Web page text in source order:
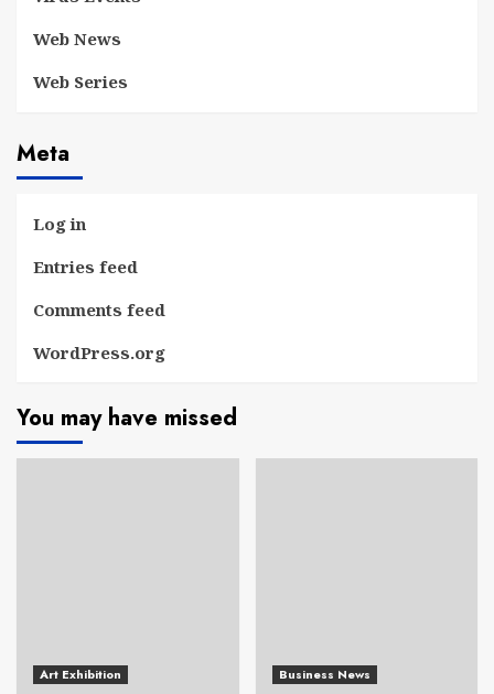
Web News
Web Series
Meta
Log in
Entries feed
Comments feed
WordPress.org
You may have missed
Art Exhibition Business News